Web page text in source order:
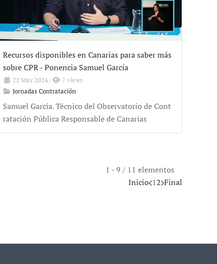
Recursos disponibles en Canarias para saber más
sobre CPR - Ponencia Samuel García
22 May 2024/
7 views
Jornadas Contratación
Samuel García. Técnico del Observatorio de Cont
ratación Pública Responsable de Canarias
1 - 9 / 11 elementos
Inicio 12 Final